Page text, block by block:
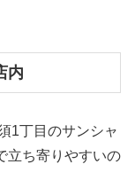
内
1丁目のサンシャ
立ち寄りやすいの